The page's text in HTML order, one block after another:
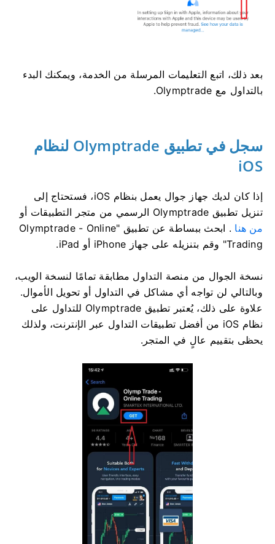
بعد ذلك، اتبع التعليمات المرسلة من الخدمة، ويمكنك البدء
بالتداول مع Olymptrade.
سجل في تطبيق Olymptrade لنظام
iOS
إذا كان لديك جهاز جوال يعمل بنظام iOS، فستحتاج إلى
تنزيل تطبيق Olymptrade الرسمي من متجر التطبيقات أو
من هنا
. ابحث ببساطة عن تطبيق "Olymptrade - Online
Trading" وقم بتنزيله على جهاز iPhone أو iPad.
نسخة الجوال من منصة التداول مطابقة تمامًا لنسخة الويب،
وبالتالي لن تواجه أي مشاكل في التداول أو تحويل الأموال.
علاوة على ذلك، يُعتبر تطبيق Olymptrade للتداول على
نظام iOS من أفضل تطبيقات التداول عبر الإنترنت، ولذلك
يحظى بتقييم عالٍ في المتجر.